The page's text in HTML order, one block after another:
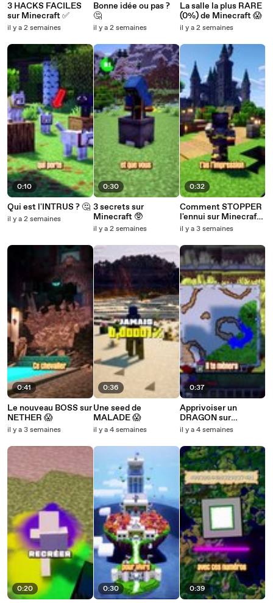
3 HACKS FACILES
sur Minecraft ✅
il y a 2 semaines
0:10
Qui est l'INTRUS ? 🤔
il y a 2 semaines
0:41
Le nouveau BOSS sur
NETHER 😱
il y a 3 semaines
0:20
Bonne idée ou pas ?
🤔
il y a 2 semaines
0:30
3 secrets sur
Minecraft 🥸
il y a 2 semaines
0:36
Une seed de
MALADE 😱
il y a 4 semaines
0:30
La salle la plus RARE
(0%) de Minecraft 😱
il y a 2 semaines
0:32
Comment STOPPER
l'ennui sur Minecraft
? 🤔
il y a 3 semaines
0:37
Apprivoiser un
DRAGON sur
Minecraft 😱
il y a 4 semaines
0:39